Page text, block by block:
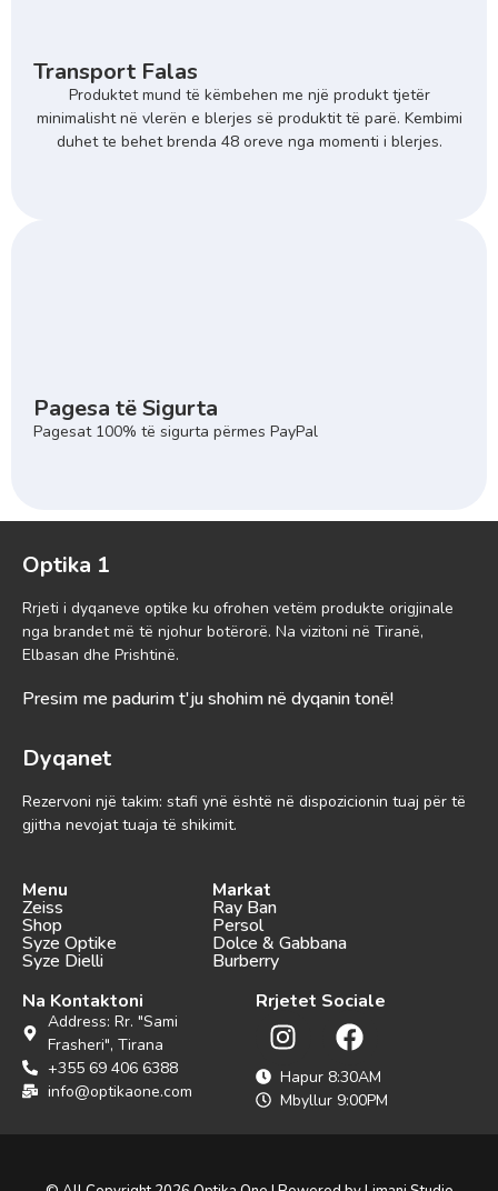
Transport Falas
Produktet mund të këmbehen me një produkt tjetër
minimalisht në vlerën e blerjes së produktit të parë. Kembimi
duhet te behet brenda 48 oreve nga momenti i blerjes.
Pagesa të Sigurta
Pagesat 100% të sigurta përmes PayPal
Optika 1
Rrjeti i dyqaneve optike ku ofrohen vetëm produkte origjinale
nga brandet më të njohur botërorë. Na vizitoni në Tiranë,
Elbasan dhe Prishtinë.
Presim me padurim t'ju shohim në dyqanin tonë!
Dyqanet
Rezervoni një takim: stafi ynë është në dispozicionin tuaj për të
gjitha nevojat tuaja të shikimit.
Menu
Zeiss
Shop
Syze Optike
Syze Dielli
Markat
Ray Ban
Persol
Dolce & Gabbana
Burberry
Na Kontaktoni
Address: Rr. "Sami
Frasheri", Tirana
+355 69 406 6388
info@optikaone.com
Rrjetet Sociale
Hapur 8:30AM
Mbyllur 9:00PM